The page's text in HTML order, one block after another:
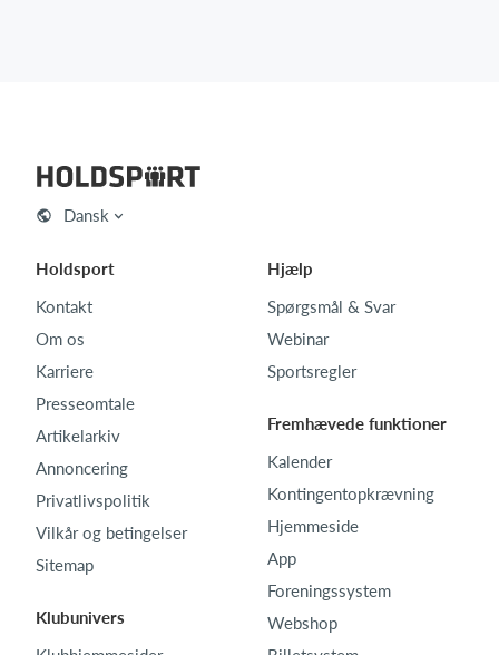
Dansk
Holdsport
Kontakt
Om os
Karriere
Presseomtale
Artikelarkiv
Annoncering
Privatlivspolitik
Vilkår og betingelser
Sitemap
Klubunivers
Hjælp
Spørgsmål & Svar
Webinar
Sportsregler
Fremhævede funktioner
Kalender
Kontingentopkrævning
Hjemmeside
App
Foreningssystem
Webshop